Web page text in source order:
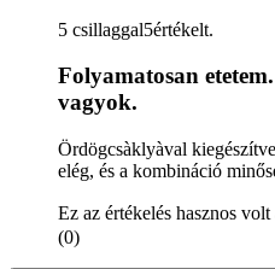
5 csillaggal5értékelt.
Folyamatosan
vagyok.
Ördögcsàklyàval
elég, és a kombináció
Ez az értékelés hasznos volt
(0)